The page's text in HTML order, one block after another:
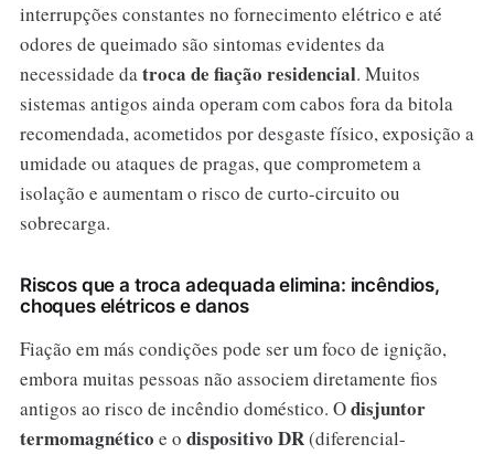
interrupções constantes no fornecimento elétrico e até
odores de queimado são sintomas evidentes da
necessidade datroca de fiação residencial. Muitos
sistemas antigos ainda operam com cabos fora da bitola
recomendada, acometidos por desgaste físico, exposição a
umidade ou ataques de pragas, que comprometem a
isolação e aumentam o risco de curto-circuito ou
sobrecarga.
Riscos que a troca adequada elimina: incêndios,
choques elétricos e danos
Fiação em más condições pode ser um foco de ignição,
embora muitas pessoas não associem diretamente fios
antigos ao risco de incêndio doméstico. Odisjuntor
termomagnético e o dispositivo DR(diferencial-